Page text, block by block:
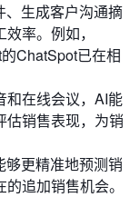
、生成客户沟通摘
率。例如，
ChatSpot已在相
和在线会议，AI能
估销售表现，为销
够更精准地预测销
追加销售机会。